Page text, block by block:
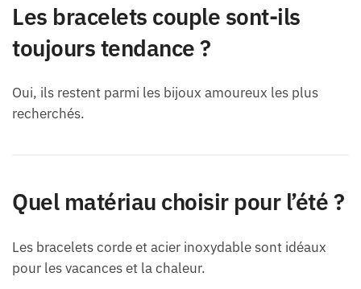
Les bracelets couple sont-ils
toujours tendance ?
Oui, ils restent parmi les bijoux amoureux les plus
recherchés.
Quel matériau choisir pour l’été ?
Les bracelets corde et acier inoxydable sont idéaux
pour les vacances et la chaleur.